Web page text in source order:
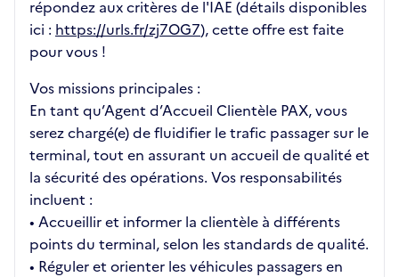
répondez aux critères de l'IAE (détails disponibles
ici : https://urls.fr/zj7OG7), cette offre est faite
pour vous !
Vos missions principales :
En tant qu’Agent d’Accueil Clientèle PAX, vous
serez chargé(e) de fluidifier le trafic passager sur le
terminal, tout en assurant un accueil de qualité et
la sécurité des opérations. Vos responsabilités
incluent :
• Accueillir et informer la clientèle à différents
points du terminal, selon les standards de qualité.
• Réguler et orienter les véhicules passagers en